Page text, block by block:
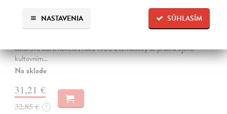
SÚHLASÍM
NASTAVENIA
Murakami Haruki| Kniha
Ty jsi to byla, kdo mi vyprávěl o tom městě. Město a jeho nejisté zdi –
autorovu starší novelu z roku 1980 a tematicky se prolíná s jeho
kultovním…
Na sklade
31,21 €
32,85 € ?